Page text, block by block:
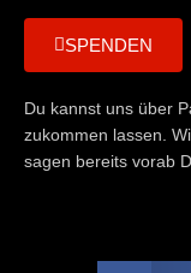
SPENDEN
Du kannst uns über
zukommen lassen.
sagen bereits vorab